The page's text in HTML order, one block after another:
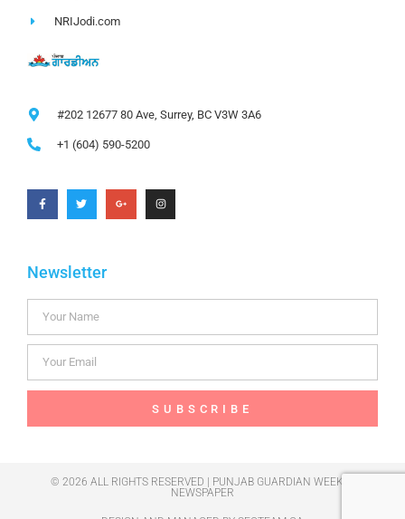
NRIJodi.com
#202 12677 80 Ave, Surrey, BC V3W 3A6
+1 (604) 590-5200
Newsletter
SUBSCRIBE
© 2026 ALL RIGHTS RESERVED | PUNJAB GUARDIAN WEEKLY
NEWSPAPER